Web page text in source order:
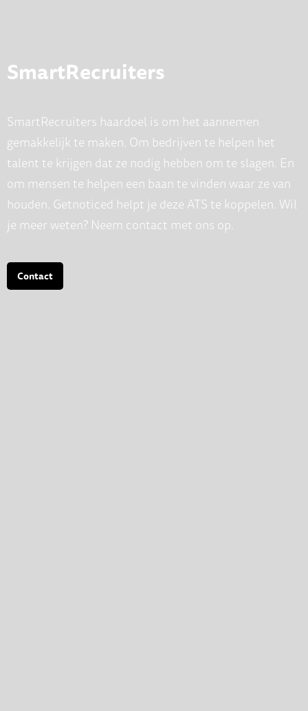
SmartRecruiters
SmartRecruiters haardoel is om het aannemen
gemakkelijk te maken. Om bedrijven te helpen het
talent te krijgen dat ze nodig hebben om te slagen. En
om mensen te helpen een baan te vinden waar ze van
houden. Getnoticed helpt je deze ATS te koppelen. Wil
je meer weten? Neem contact met ons op.
Contact